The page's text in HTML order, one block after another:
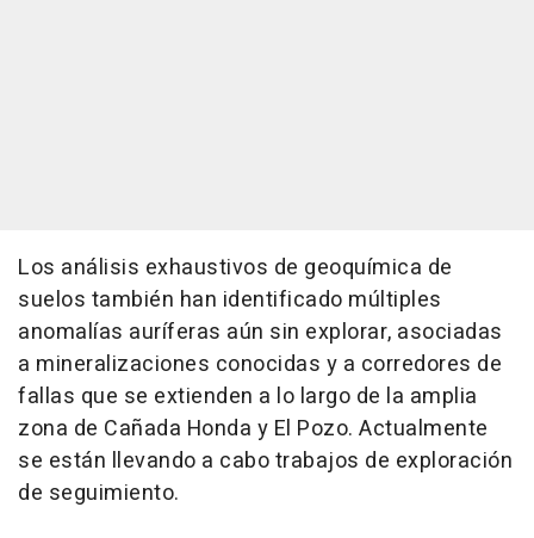
Los análisis exhaustivos de geoquímica de
suelos también han identificado múltiples
anomalías auríferas aún sin explorar, asociadas
a mineralizaciones conocidas y a corredores de
fallas que se extienden a lo largo de la amplia
zona de Cañada Honda y El Pozo. Actualmente
se están llevando a cabo trabajos de exploración
de seguimiento.